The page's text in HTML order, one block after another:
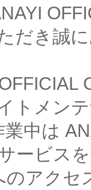
だき誠
トメン
中は
ービス
のアクセ